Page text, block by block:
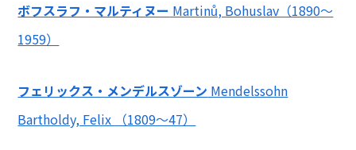
ボフスラフ・マルティヌー Martinů, Bohuslav（1890～
1959）
フェリックス・メンデルスゾーン Mendelssohn
Bartholdy, Felix （1809～47）